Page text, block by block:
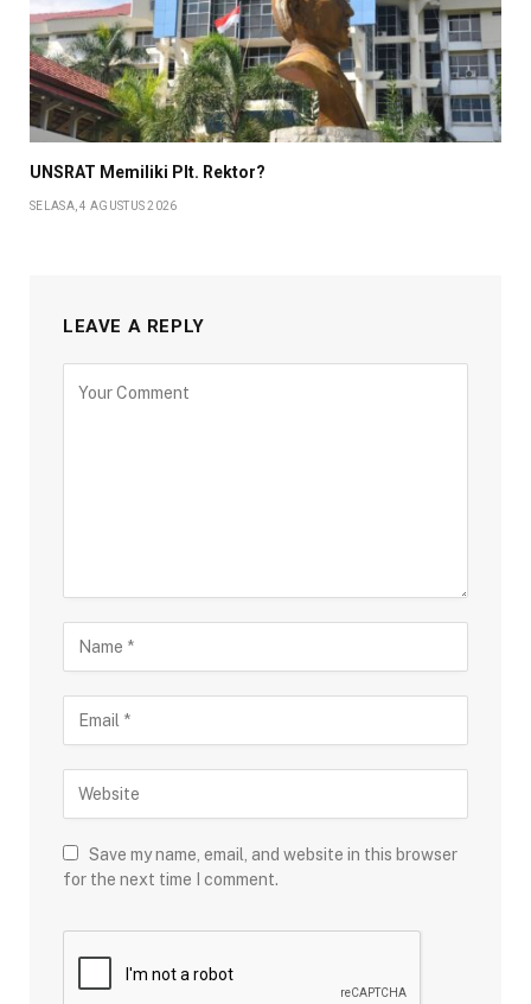
UNSRAT Memiliki Plt. Rektor?
SELASA, 4 AGUSTUS 2026
LEAVE A REPLY
Save my name, email, and website in this browser
for the next time I comment.